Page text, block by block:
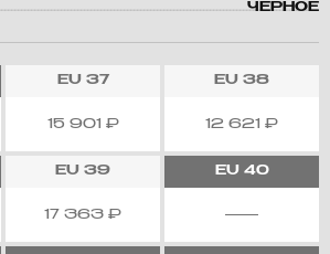
ЧЕРНОЕ
EU37
15 901 ₽
EU 38
12 621 ₽
EU 39
17 363 ₽
EU40